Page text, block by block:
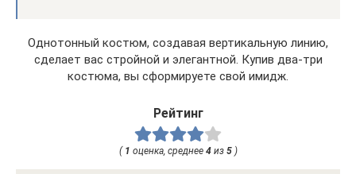
Однотонный костюм, создавая вертикальную линию,
сделает вас стройной и элегантной. Купив два-три
костюма, вы сформируете свой имидж.
Рейтинг
( 1 оценка, среднее 4из 5)